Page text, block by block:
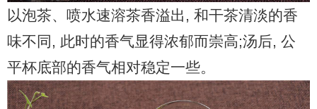
以泡茶、喷水速溶茶香溢出, 和干茶清淡的香
味不同, 此时的香气显得浓郁而崇高;汤后, 公
平杯底部的香气相对稳定一些。